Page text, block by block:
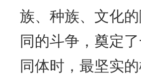
族、种族、文化
同的斗争，奠定
同体时，最坚实